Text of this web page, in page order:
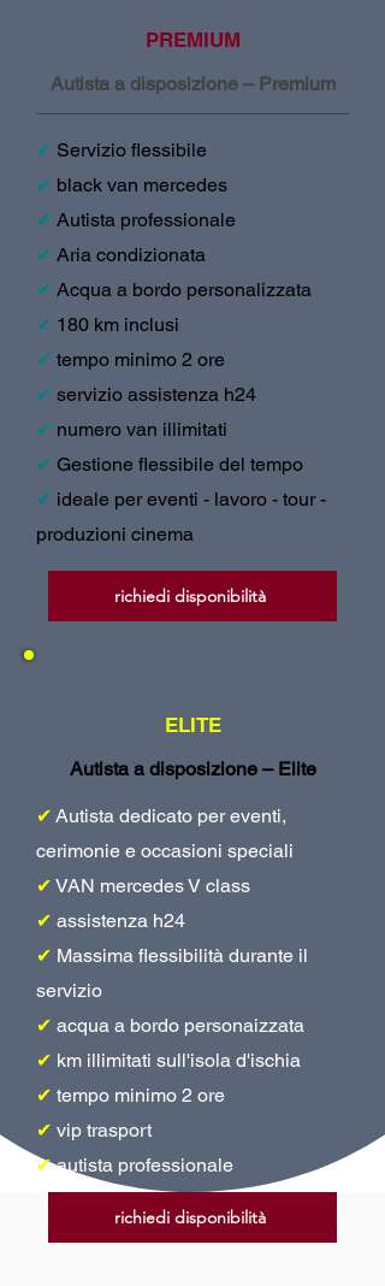
PREMIUM
Autista a disposizione – Premium
✔ Servizio flessibile
✔ black van mercedes
✔ Autista professionale
✔ Aria condizionata
✔ Acqua a bordo personalizzata
✔ 180 km inclusi
✔ tempo minimo 2 ore
✔ servizio assistenza h24
✔ numero van illimitati
✔ Gestione flessibile del tempo
✔ ideale per eventi - lavoro - tour -
produzioni cinema
richiedi disponibilità
ELITE
Autista a disposizione – Elite
✔ Autista dedicato per eventi,
cerimonie e occasioni speciali
✔ VAN mercedes V class
✔ assistenza h24
✔ Massima flessibilità durante il
servizio
✔ acqua a bordo personaizzata
✔ km illimitati sull'isola d'ischia
✔ tempo minimo 2 ore
✔ vip trasport
✔ autista professionale
richiedi disponibilità